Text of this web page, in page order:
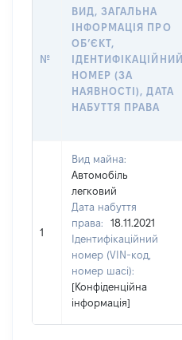
№
ВИД, ЗАГАЛЬНА
ІНФОРМАЦІЯ ПРО
ОБʼЄКТ,
ІДЕНТИФІКАЦІЙНИЙ
НОМЕР (ЗА
НАЯВНОСТІ), ДАТА
НАБУТТЯ ПРАВА
1
Вид майна:
Автомобіль
легковий
Дата набуття
права:
18.11.2021
Ідентифікаційний
номер (VIN-код,
номер шасі):
[Конфіденційна
інформація]